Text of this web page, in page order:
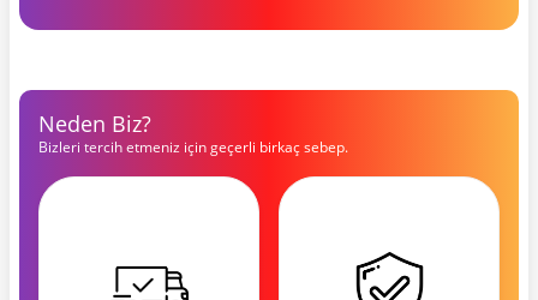
Neden Biz?
Bizleri tercih etmeniz için geçerli birkaç sebep.